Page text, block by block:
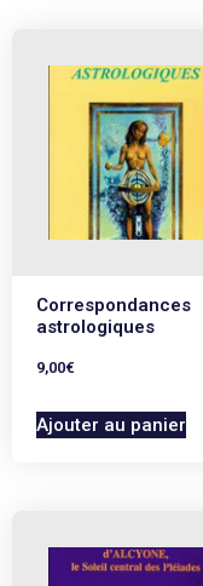
Correspondances
astrologiques
9,00€
Ajouter au panier